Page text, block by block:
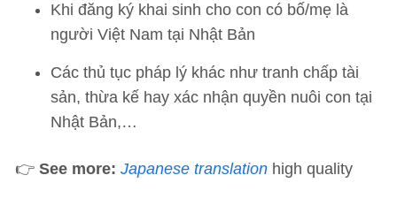
Khi đăng ký khai sinh cho con có bố/mẹ là
người Việt Nam tại Nhật Bản
Các thủ tục pháp lý khác như tranh chấp tài
sản, thừa kế hay xác nhận quyền nuôi con tại
Nhật Bản,…
👉 See more: Japanese translation high quality